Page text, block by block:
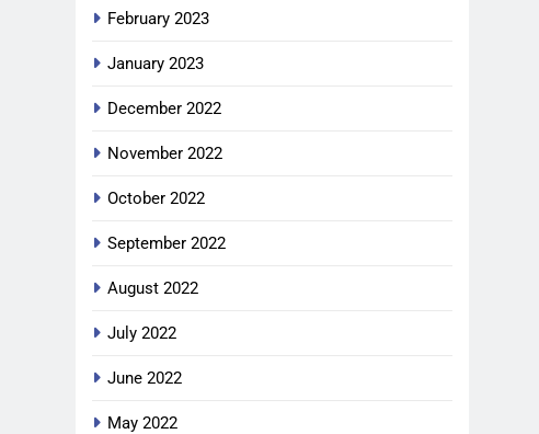
February 2023
January 2023
December 2022
November 2022
October 2022
September 2022
August 2022
July 2022
June 2022
May 2022